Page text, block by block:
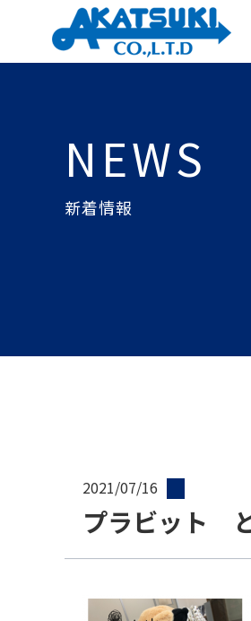
NEWS
新着情報
2021/07/16
プラビット